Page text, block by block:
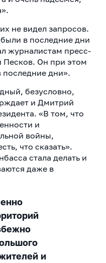
не видел запросов.
в последние дни
журналистам пресс-
Песков. Он при этом
последние дни».
безусловно,
и Дмитрий
«В том, что
и
войны,
что сказать».
стала делать и
даже в
и